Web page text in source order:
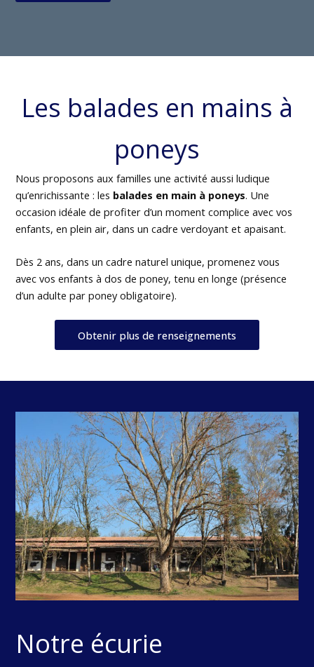
Les balades en mains à
poneys
Nous proposons aux familles une activité aussi ludique
qu’enrichissante : les balades en main à poneys. Une
occasion idéale de profiter d’un moment complice avec vos
enfants, en plein air, dans un cadre verdoyant et apaisant.
Dès 2 ans, dans un cadre naturel unique, promenez vous
avec vos enfants à dos de poney, tenu en longe (présence
d’un adulte par poney obligatoire).
Obtenir plus de renseignements
Notre écurie